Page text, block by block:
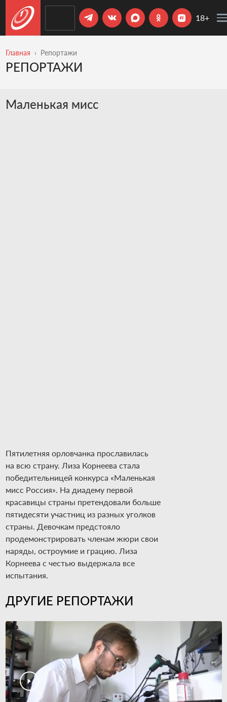
18+
Главная Репортажи
РЕПОРТАЖИ
Маленькая мисс
Пятилетняя орловчанка прославилась
на всю страну. Лиза Корнеева стала
победительницей конкурса «Маленькая
мисс Россия». На диадему первой
красавицы страны претендовали больше
пятидесяти участниц из разных уголков
страны. Девочкам предстояло
продемонстрировать членам жюри свои
наряды, остроумие и грацию. Лиза
Корнеева с честью выдержала все
испытания.
ДРУГИЕ РЕПОРТАЖИ